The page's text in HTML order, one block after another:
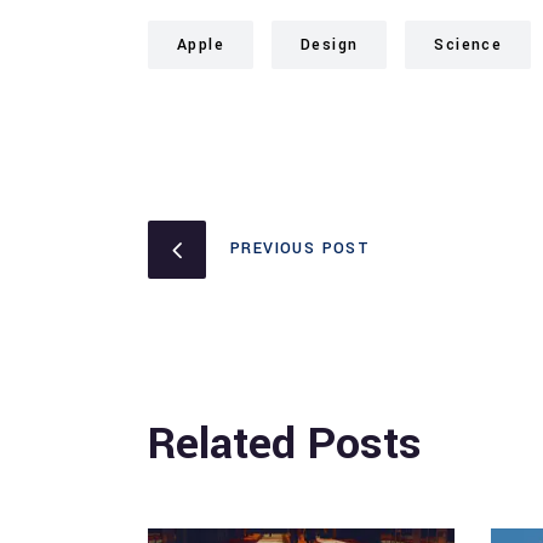
Apple Design Science
PREVIOUS POST
Related Posts